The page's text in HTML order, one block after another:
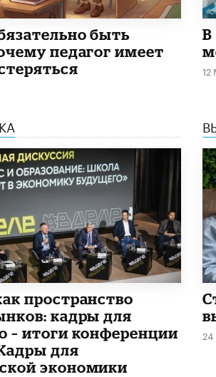
быть
педагог имеет
В
12
пространство
кадры для
– итоги конференции
для
экономики